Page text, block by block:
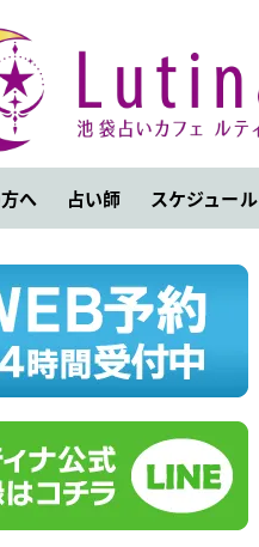
へ 占い師 スケジュール